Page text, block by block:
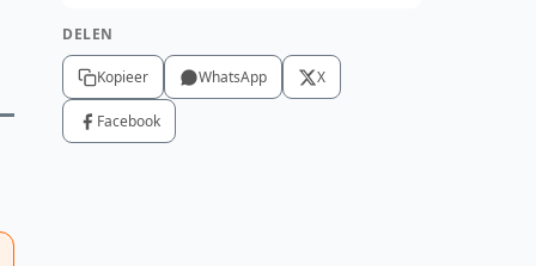
DELEN
Kopieer WhatsApp X
Facebook